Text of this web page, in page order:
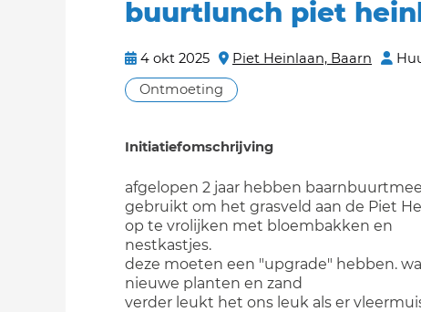
buurtlunch piet
4 okt 2025 Piet Heinlaan, Baarn
Ontmoeting
Initiatiefomschrijving
afgelopen 2 jaar hebben baarnbuurtmee
gebruikt om het grasveld aan de Piet
op te vrolijken met bloembakken en
nestkastjes.
deze moeten een "upgrade" hebben.
nieuwe planten en zand
verder leukt het ons leuk als er